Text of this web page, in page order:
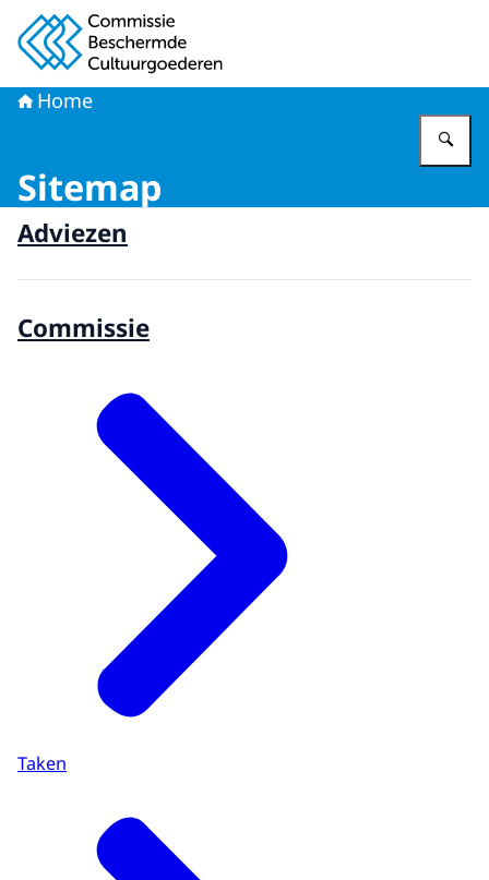
Naar de homepage van Commissie Beschermde
Home
Sitemap
Adviezen
Commissie
Taken